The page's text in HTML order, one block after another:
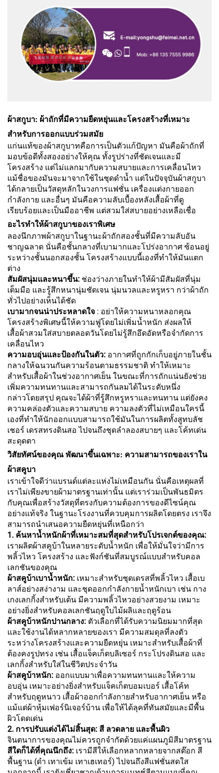
ผ้าสกูบา: ผ้าถักที่มีความยืดหยุ่นและโครงสร้างที่เหมาะ
สำหรับการออกแบบร่วมสมัย
แก่นแท้ของผ้าสกูบาทคือการเป็นตัวแก้ปัญหา มันคือผ้าถักที่
มอบข้อดีทั้งสองอย่างให้คุณ ทั้งรูปร่างที่ชัดเจนและมี
โครงสร้าง แต่ไม่แลกมากับความสบายและการเคลื่อนไหว
แม้ชื่อของมันจะมาจากใช้ในชุดดำน้ำ แต่ในปัจจุบันผ้าสกูบา
ได้กลายเป็นวัสดุหลักในวงการแฟชั่น เครื่องแต่งกายออก
กำลังกาย และอื่นๆ มันคือความลับเบื้องหลังเสื้อผ้าที่ดู
เรียบร้อยและเป็นมืออาชีพ แต่สวมใส่สบายอย่างเหลือเชื่อ
อะไรทำให้ผ้าสกูบาของเราพิเศษ
ลองนึกภาพผ้าสกูบาในฐานะผ้าถักสองชั้นที่มีความลับอัน
ชาญฉลาด นั่นคือชั้นกลางที่เบามากและโปร่งอากาศ ซ้อนอยู่
ระหว่างชั้นนอกสองชั้น โครงสร้างแบบนี้เองที่ทำให้มันแตก
ต่าง
สัมผัสนุ่มและหนาขึ้น: ช่องว่างภายในทำให้ผ้ามีสัมผัสที่นุ่ม
เต็มมือ และรู้สึกหนานุ่มชัดเจน นุ่มนวลและหรูหรา กว่าผ้าถัก
ทั่วไปอย่างเห็นได้ชัด
เบามากจนน่าประหลาดใจ : อย่าให้ความหนาหลอกคุณ
โครงสร้างพิเศษนี้ให้ความฟูโดยไม่เพิ่มน้ำหนัก ส่งผลให้
เสื้อผ้าสวมใส่สบายตลอดวันโดยไม่รู้สึกอึดอัดหรือจำกัดการ
เคลื่อนไหว
ความอบอุ่นและป้องกันในตัว: อากาศที่ถูกกักเก็บอยู่ภายในชั้น
กลางให้ฉนวนกันความร้อนตามธรรมชาติ ทำให้เหมาะ
สำหรับเสื้อผ้าในช่วงอากาศเย็น ในขณะที่การถักแน่นยังช่วย
เพิ่มความทนทานและสามารถกันลมได้ในระดับหนึ่ง
กล่าวโดยสรุป คุณจะได้ผ้าที่รู้สึกหรูหราและทนทาน แต่ยังคง
ความคล่องตัวและความสบาย ความลงตัวที่ไม่เหมือนใครนี้
เองที่ทำให้นักออกแบบสามารถใช้มันในการผลิตทั้งสูทบลัช
เชอร์ เดรสทรงดินสอ ไปจนถึงชุดลำลองสบายๆ และโค้ทเด่น
สะดุดตา
วิสัยทัศน์ของคุณ พัฒนาขึ้นเฉพาะ: ความสามารถของเราใน
ผ้าสคูบา
เราเข้าใจดีว่าแบรนด์แต่ละแห่งไม่เหมือนกัน นั่นคือเหตุผลที่
เราไม่เพียงขายผ้ามาตรฐานเท่านั้น แต่เราร่วมเป็นพันธมิตร
กับคุณเพื่อสร้างวัสดุที่ตรงกับความต้องการของดีไซน์คุณ
อย่างแท้จริง ในฐานะโรงงานที่ควบคุมการผลิตโดยตรง เราจึง
สามารถนำเสนอความยืดหยุ่นที่เหนือกว่า
1. ค้นหาน้ำหนักผ้าที่เหมาะสมที่สุดสำหรับโปรเจกต์ของคุณ:
เราผลิตผ้าสคูบ้าในหลายระดับน้ำหนัก เพื่อให้มั่นใจว่ามีการ
พลิ้วไหว โครงสร้าง และฟังก์ชันที่สมบูรณ์แบบสำหรับคอล
เลกชันของคุณ
ผ้าสคูบ้าเบาน้ำหนัก: เหมาะสำหรับชุดเดรสที่พลิ้วไหว เสื้อเบ
ลาส์อย่างสง่างาม และชุดออกกำลังกายน้ำหนักเบา เช่น กาง
เกงเลกกิ้งสำหรับเต้น มีความพลิ้วไหวอย่างสวยงาม เหมาะ
อย่างยิ่งสำหรับคอลเลกชันฤดูใบไม้ผลิและฤดูร้อน
ผ้าสคูบ้าหนักปานกลาง: ตัวเลือกที่ได้รับความนิยมมากที่สุด
และใช้งานได้หลากหลายของเรา มีความสมดุลที่ลงตัว
ระหว่างโครงสร้างและความยืดหยุ่น เหมาะสำหรับเสื้อผ้าที่
ต้องคงรูปทรง เช่น เสื้อแจ็คเก็ตบลิเซอร์ กระโปรงดินสอ และ
เลกกิ้งสำหรับใส่ในชีวิตประจำวัน
ผ้าสคูบ้าหนัก: ออกแบบมาเพื่อความทนทานและให้ความ
อบอุ่น เหมาะอย่างยิ่งสำหรับแจ็คเก็ตบอมเบอร์ เสื้อโค้ท
สำหรับฤดูหนาว เสื้อผ้าออกกำลังกายสำหรับอากาศเย็น หรือ
แม้แต่ผ้าหุ้มเฟอร์นิเจอร์บ้าน เพื่อให้ได้ลุคที่ทันสมัยและมีพื้น
ผิวโดดเด่น
2. การปรับแต่งได้ไม่สิ้นสุด: สี ลวดลาย และพื้นผิว
จินตนาการของคุณไม่ควรถูกจำกัดด้วยแค่แผนภูมิสีมาตรฐาน
สีใดก็ได้ที่คุณนึกถึง: เรามีสีให้เลือกหลากหลายจากสต๊อก สี
พื้นฐาน (ดำ เทาเข้ม เทาเฮเทอร์) ไปจนถึงสีแฟชั่นสดใส